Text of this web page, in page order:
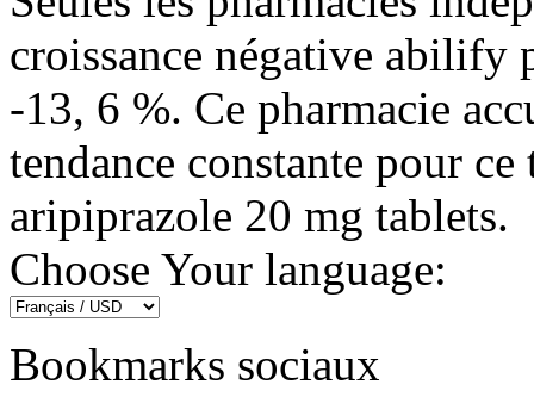
croissance négative abilify
-13, 6 %. Ce pharmacie
tendance constante pour
aripiprazole 20 mg tablets.
Choose Your language:
Bookmarks sociaux